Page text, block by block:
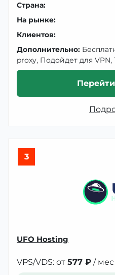
Страна:
На рынке:
Клиентов:
Дополнительно:
proxy, Подойдет для
3
UFO Hosting
VPS/VDS: от 577 ₽ / мес